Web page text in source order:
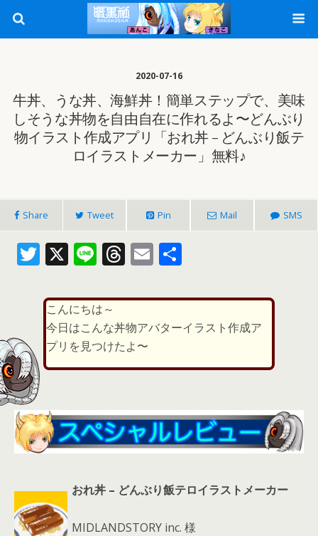
2020-07-16
牛丼、うな丼、海鮮丼！簡単ステップで、美味
しそうな丼物を自由自在に作れるよ〜どんぶり
物イラスト作成アプリ「おれ丼 – どんぶり飯テ
ロイラストメーカー」無料♪
Share Tweet Pin Mail SMS
T
itt
er
X Li
e
T
re
a
d
s
E
ai
l
こんにちは～
今日はこんな丼物アバターイラスト作成ア
プリを見つけたよ〜
おれ丼 – どんぶり飯テロイラストメーカー
MIDLANDSTORY inc. 様